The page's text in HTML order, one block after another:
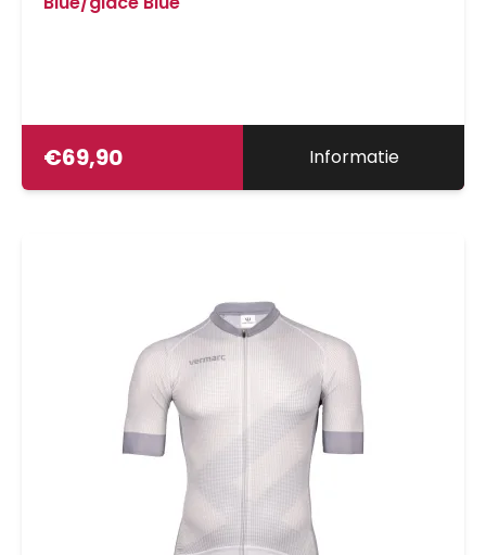
€69,90 Informatie